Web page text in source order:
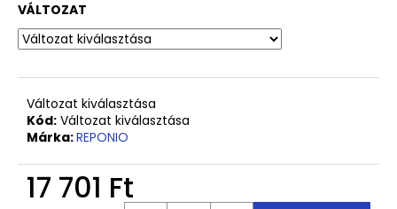
VÁLTOZAT
Változat kiválasztása
Kód: Változat kiválasztása
Márka:REPONIO
17 701 Ft